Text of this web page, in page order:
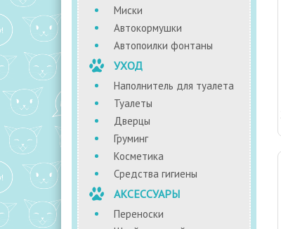
Миски
Автокормушки
Автопоилки фонтаны
УХОД
Наполнитель для туалета
Туалеты
Дверцы
Груминг
Косметика
Средства гигиены
АКСЕССУАРЫ
Переноски